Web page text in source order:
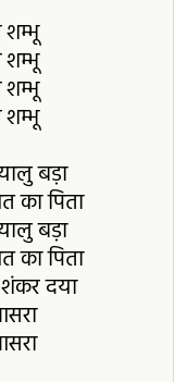
शम्भू
शम्भू
शम्भू
शम्भू
बड़ा
का पिता
बड़ा
का पिता
दया